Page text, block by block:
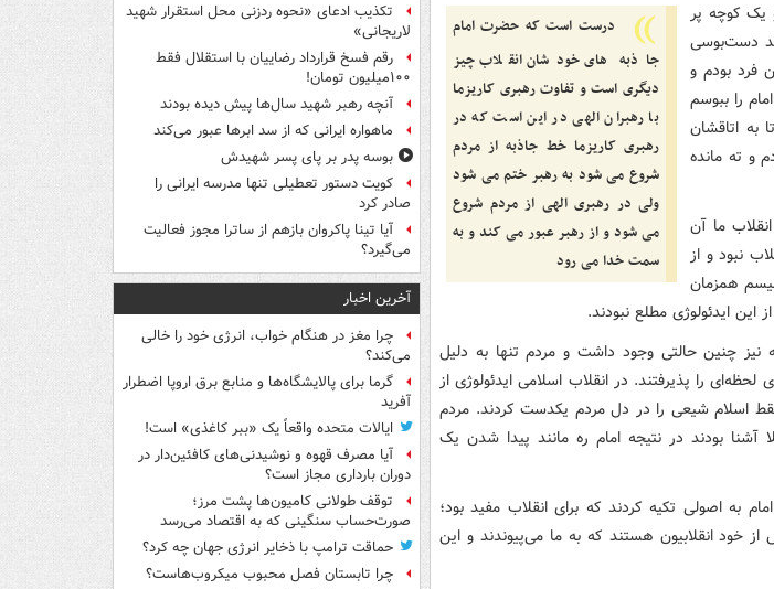
درست است که حضرت امام
جاذبه های خودشان انقلاب چیز
دیگری است و تفاوت رهبری کاریزما
با رهبران الهی در این است که در
رهبری کاریزما خط جاذبه از مردم
شروع می شود به رهبر ختم می شود
ولی در رهبری الهی از مردم شروع
می شود و از رهبر عبور می کند و به
سمت خدا می رود
یک کوچه پر
دست‌بوسی
فرد بودم و
را ببوسم
اتاقشان
و ته مانده
ما آن
نبود و از
همزمان
این ایدئولوژی مطلع نبودند.
نیز چنین حالتی وجود داشت و مردم تنها به دلیل
را پذیرفتند. در انقلاب اسلامی ایدئولوژی از
اسلام شیعی را در دل مردم یکدست کردند. مردم
آشنا بودند در نتیجه امام ره مانند پیدا شدن یک
به اصولی تکیه کردند که برای انقلاب مفید بود؛
خود انقلابیون هستند که به ما می‌پیوندند و این
تکذیب ادعای «نحوه ردزنی محل استقرار شهید
لاریجانی»
رقم فسخ قرارداد رضاییان با استقلال فقط
۱۰۰میلیون تومان!
آنچه رهبر شهید سال‌ها پیش دیده بودند
ماهواره ایرانی که از سد ابرها عبور می‌کند
بوسه‌ پدر بر پای پسر شهیدش
کویت دستور تعطیلی تنها مدرسه ایرانی را
صادر کرد
آیا تینا پاکروان بازهم از ساترا مجوز فعالیت
می‌گیرد؟
آخرین اخبار
چرا مغز در هنگام خواب، انرژی خود را خالی
می‌کند؟
گرما برای پالایشگاه‌ها و منابع برق اروپا اضطرار
آفرید
ایالات متحده واقعاً یک «ببر کاغذی» است!
آیا مصرف قهوه و نوشیدنی‌های کافئین‌دار در
دوران بارداری مجاز است؟
توقف طولانی کامیون‌ها پشت مرز؛
صورت‌حساب سنگینی که به اقتصاد می‌رسد
حماقت ترامپ با ذخایر انرژی جهان چه کرد؟
چرا تابستان فصل محبوب میکروب‌هاست؟